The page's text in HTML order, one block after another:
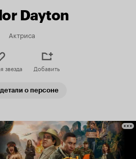
Dayton
Актриса
звезда Добавить
о персоне